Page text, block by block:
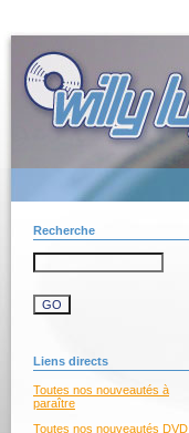
Recherche
Liens directs
Toutes nos nouveautés à
paraître
Toutes nos nouveautés DVD